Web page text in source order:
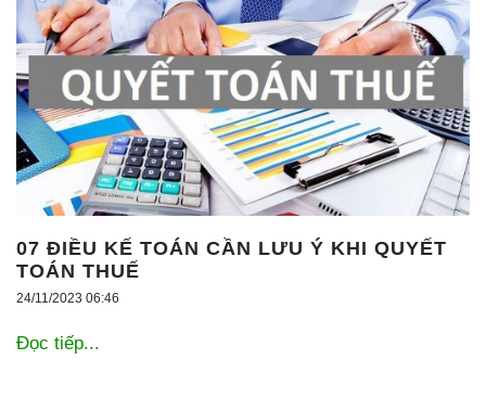
07 ĐIỀU KẾ TOÁN CẦN LƯU Ý KHI QUYẾT
TOÁN THUẾ
24/11/2023 06:46
Đọc tiếp...